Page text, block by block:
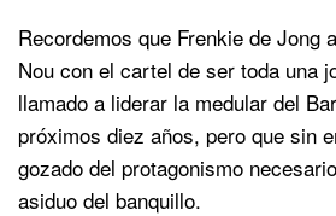
Recordemos que Frenkie de Jong
Nou con el cartel de ser toda una
llamado a liderar la medular del
próximos diez años, pero que sin
gozado del protagonismo
asiduo del banquillo.